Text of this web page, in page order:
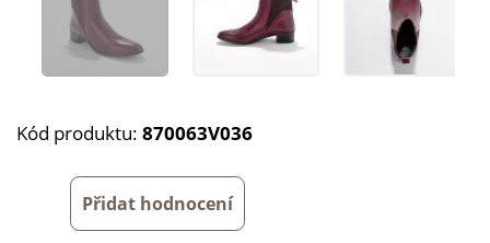
Kód produktu: 870063V036
Přidat hodnocení